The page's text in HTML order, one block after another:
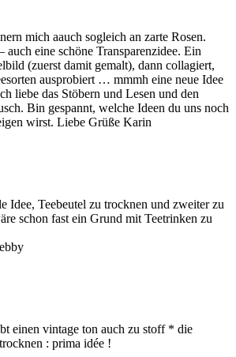
mich aauch sogleich an zarte Rosen.
auch eine schöne Transparenzidee. Ein
(zuerst damit gemalt), dann collagiert,
ausprobiert … mmmh eine neue Idee
liebe das Stöbern und Lesen und den
Bin gespannt, welche Ideen du uns noch
wirst. Liebe Grüße Karin
Idee, Teebeutel zu trocknen und zweiter zu
schon fast ein Grund mit Teetrinken zu
einen vintage ton auch zu stoff * die
: prima idée !